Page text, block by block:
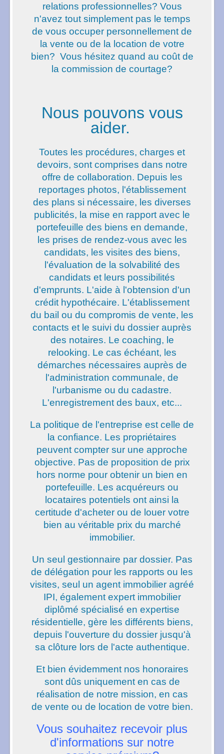
relations professionnelles? Vous
n'avez tout simplement pas le temps
de vous occuper personnellement de
la vente ou de la location de votre
bien? Vous hésitez quand au coût de
la commission de courtage?
Nous pouvons vous
aider.
Toutes les procédures, charges et
devoirs, sont comprises dans notre
offre de collaboration. Depuis les
reportages photos, l'établissement
des plans si nécessaire, les diverses
publicités, la mise en rapport avec le
portefeuille des biens en demande,
les prises de rendez-vous avec les
candidats, les visites des biens,
l'évaluation de la solvabilité des
candidats et leurs possibilités
d'emprunts. L'aide à l'obtension d'un
crédit hypothécaire. L'établissement
du bail ou du compromis de vente, les
contacts et le suivi du dossier auprès
des notaires. Le coaching, le
relooking. Le cas échéant, les
démarches nécessaires auprès de
l'administration communale, de
l'urbanisme ou du cadastre.
L'enregistrement des baux, etc...
La politique de l'entreprise est celle de
la confiance. Les propriétaires
peuvent compter sur une approche
objective. Pas de proposition de prix
hors norme pour obtenir un bien en
portefeuille. Les acquéreurs ou
locataires potentiels ont ainsi la
certitude d'acheter ou de louer votre
bien au véritable prix du marché
immobilier.
Un seul gestionnaire par dossier. Pas
de délégation pour les rapports ou les
visites, seul un agent immobilier agréé
IPI, également expert immobilier
diplômé spécialisé en expertise
résidentielle, gère les différents biens,
depuis l'ouverture du dossier jusqu'à
sa clôture lors de l'acte authentique.
Et bien évidemment nos honoraires
sont dûs uniquement en cas de
réalisation de notre mission, en cas
de vente ou de location de votre bien.
Vous souhaitez recevoir plus
d'informations sur notre